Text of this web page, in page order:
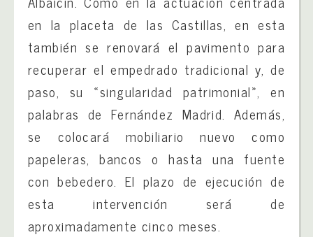
en la placeta de las Castillas, en esta
también se renovará el pavimento para
recuperar el empedrado tradicional y, de
paso, su «singularidad patrimonial», en
palabras de Fernández Madrid. Además,
se colocará mobiliario nuevo como
papeleras, bancos o hasta una fuente
con bebedero. El plazo de ejecución de
esta intervención será de
aproximadamente cinco meses.